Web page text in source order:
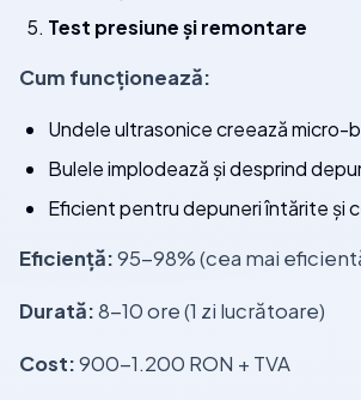
Test presiune și remontare
Cum funcționează:
Undele ultrasonice creează micro-
Bulele implodează și desprind
Eficient pentru depuneri întărite și
Eficiență:95-98% (cea mai
Durată:8-10 ore (1 zi lucrătoare)
Cost:900-1.200 RON + TVA